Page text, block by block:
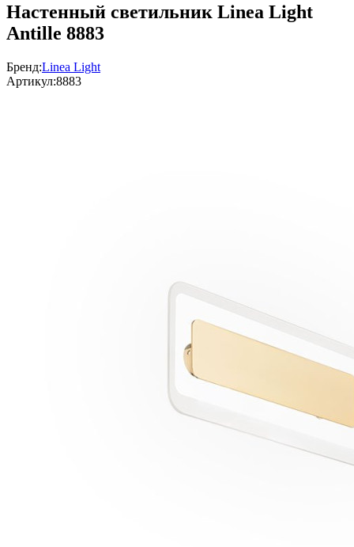
Настенный светильник Linea Light
Antille 8883
Бренд:Linea Light
Артикул:8883